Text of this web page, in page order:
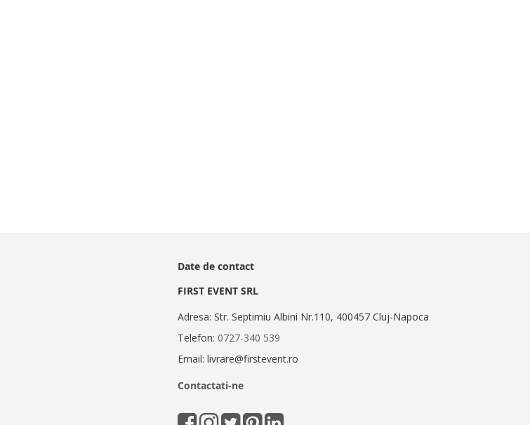
Date de contact
FIRST EVENT SRL
Adresa: Str. Septimiu Albini Nr.110, 400457 Cluj-Napoca
Telefon:0727-340 539
Email: livrare@firstevent.ro
Contactati-ne